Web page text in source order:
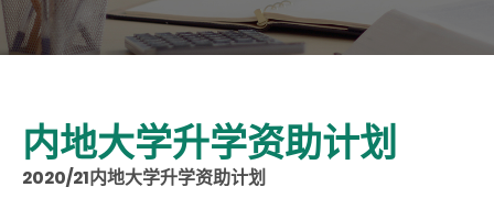
内地大学升学资助计划
2020/21内地大学升学资助计划